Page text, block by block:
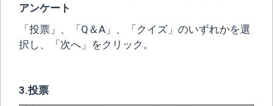
「投票」、「Q＆A」、「クイズ」のいずれかを選
択し、「次へ」をクリック。
3.投票